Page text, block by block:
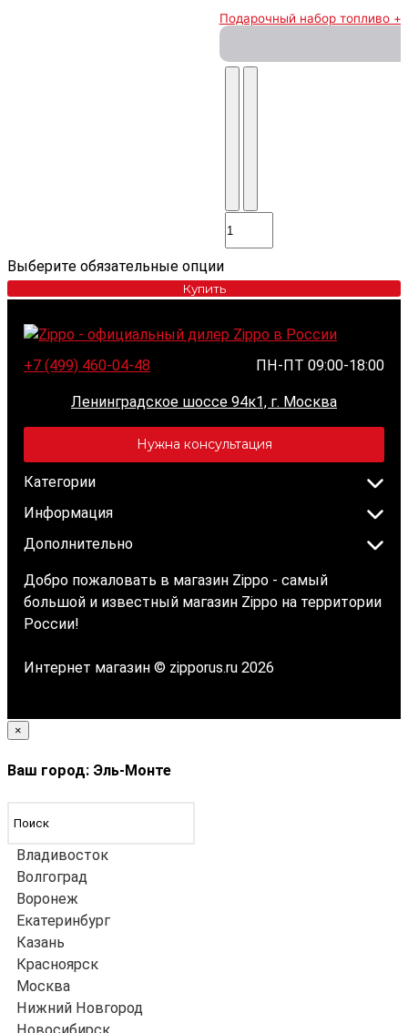
Подарочный набор топливо +
Выберите обязательные опции
Купить
+7 (499) 460-04-48 ПН-ПТ 09:00-18:00
Ленинградское шоссе 94к1, г. Москва
Нужна консультация
Категории
Информация
Дополнительно
Добро пожаловать в магазин Zippo - самый
большой и известный магазин Zippo на территории
России!
Интернет магазин © zipporus.ru 2026
×
Ваш город: Эль-Монте
Владивосток
Волгоград
Воронеж
Екатеринбург
Казань
Красноярск
Москва
Нижний Новгород